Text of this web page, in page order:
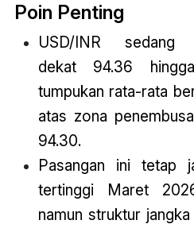
Poin Penting
USD/INR sedang
dekat 94.36
tumpukan rata-rata
atas zona
94.30.
Pasangan ini tetap
tertinggi Maret
namun struktur